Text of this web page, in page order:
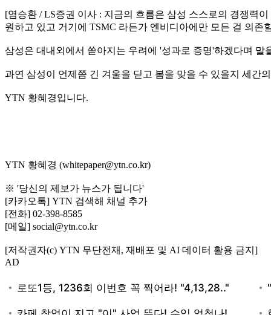
[염승환 / LS증권 이사 : 지금의 흐름은 삼성 스스로의 경쟁력
원하고 있고 거기에 TSMC 라든가 엔비디아에만 모든 걸 의
삼성은 대내외에서 쏟아지는 우려에 '성과로 증명'하겠다며
과연 삼성이 언제쯤 긴 겨울을 딛고 봄을 맞을 수 있을지 세간
YTN 황혜경입니다.
YTN 황혜경 (whitepaper@ytn.co.kr)
※ '당신의 제보가 뉴스가 됩니다'
[카카오톡] YTN 검색해 채널 추가
[전화] 02-398-8585
[메일] social@ytn.co.kr
[저작권자(c) YTN 무단전재, 재배포 및 AI 데이터 활용 금지]
AD